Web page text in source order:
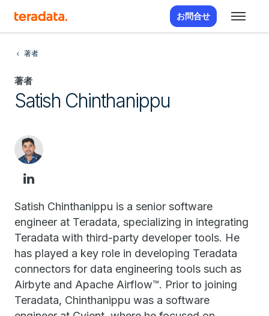
お問合せ
著者
著者
Satish Chinthanippu
Satish Chinthanippu is a senior software
engineer at Teradata, specializing in integrating
Teradata with third-party developer tools. He
has played a key role in developing Teradata
connectors for data engineering tools such as
Airbyte and Apache Airflow™. Prior to joining
Teradata, Chinthanippu was a software